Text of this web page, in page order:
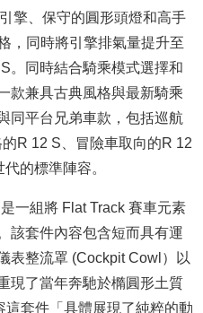
擎、保守的圓形頭燈和高手
，同時將引擎排氣量提升至
。同時結合騎乘模式選擇和
款兼具古典風格與最新騎乘
同平台兄弟車款，包括巡航
R 12 S、冒險車取向的R 12
的標準陣容。
一組將 Flat Track 賽車元素
該套件內容包含短而具有運
表整流罩 (Cockpit Cowl）以
現了當年奔馳於橢圓形土質
這套件「具體展現了純粹的動